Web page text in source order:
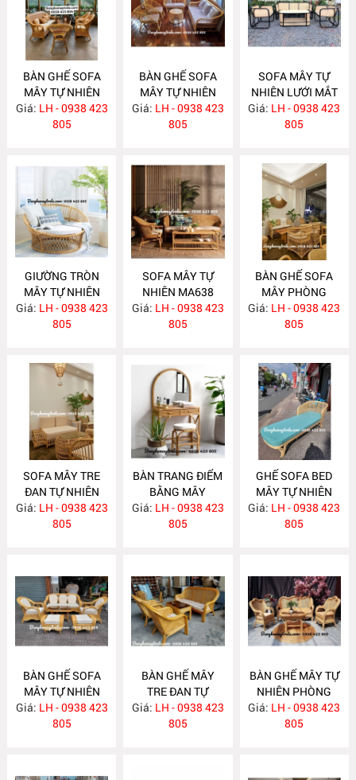
BÀN GHẾ SOFA
MÂY TỰ NHIÊN
MA663
Giá: LH - 0938 423
805
BÀN GHẾ SOFA
MÂY TỰ NHIÊN
MA657
Giá: LH - 0938 423
805
SOFA MÂY TỰ
NHIÊN LƯỚI MẮT
CÁO MA656
Giá: LH - 0938 423
805
GIƯỜNG TRÒN
MÂY TỰ NHIÊN
MA652
Giá: LH - 0938 423
805
SOFA MÂY TỰ
NHIÊN MA638
Giá: LH - 0938 423
805
BÀN GHẾ SOFA
MÂY PHÒNG
KHÁCH HIỆN ĐẠI
MA637
Giá: LH - 0938 423
805
SOFA MÂY TRE
ĐAN TỰ NHIÊN
MA636
Giá: LH - 0938 423
805
BÀN TRANG ĐIỂM
BẰNG MÂY
MA635
Giá: LH - 0938 423
805
GHẾ SOFA BED
MÂY TỰ NHIÊN
MA625
Giá: LH - 0938 423
805
BÀN GHẾ SOFA
MÂY TỰ NHIÊN
PHÒNG KHÁCH
MA624
Giá: LH - 0938 423
805
BÀN GHẾ MÂY
TRE ĐAN TỰ
NHIÊN MA622
Giá: LH - 0938 423
805
BÀN GHẾ MÂY TỰ
NHIÊN PHÒNG
KHÁCH LƯỚI MẮT
CÁO MA621
Giá: LH - 0938 423
805